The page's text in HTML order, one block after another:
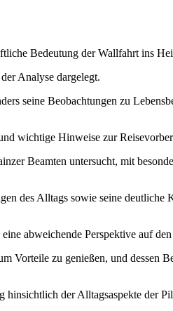
Bedeutung der Wallfahrt ins
Analyse dargelegt.
seine Beobachtungen zu
wichtige Hinweise zur
Beamten untersucht, mit
des Alltags sowie seine deutliche
abweichende Perspektive auf
Vorteile zu genießen, und dessen
der Alltagsaspekte der